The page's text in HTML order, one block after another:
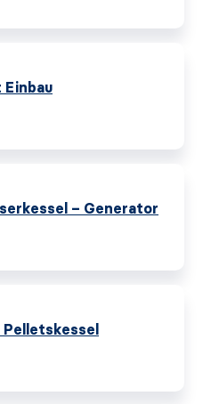
Einbau
– Generator